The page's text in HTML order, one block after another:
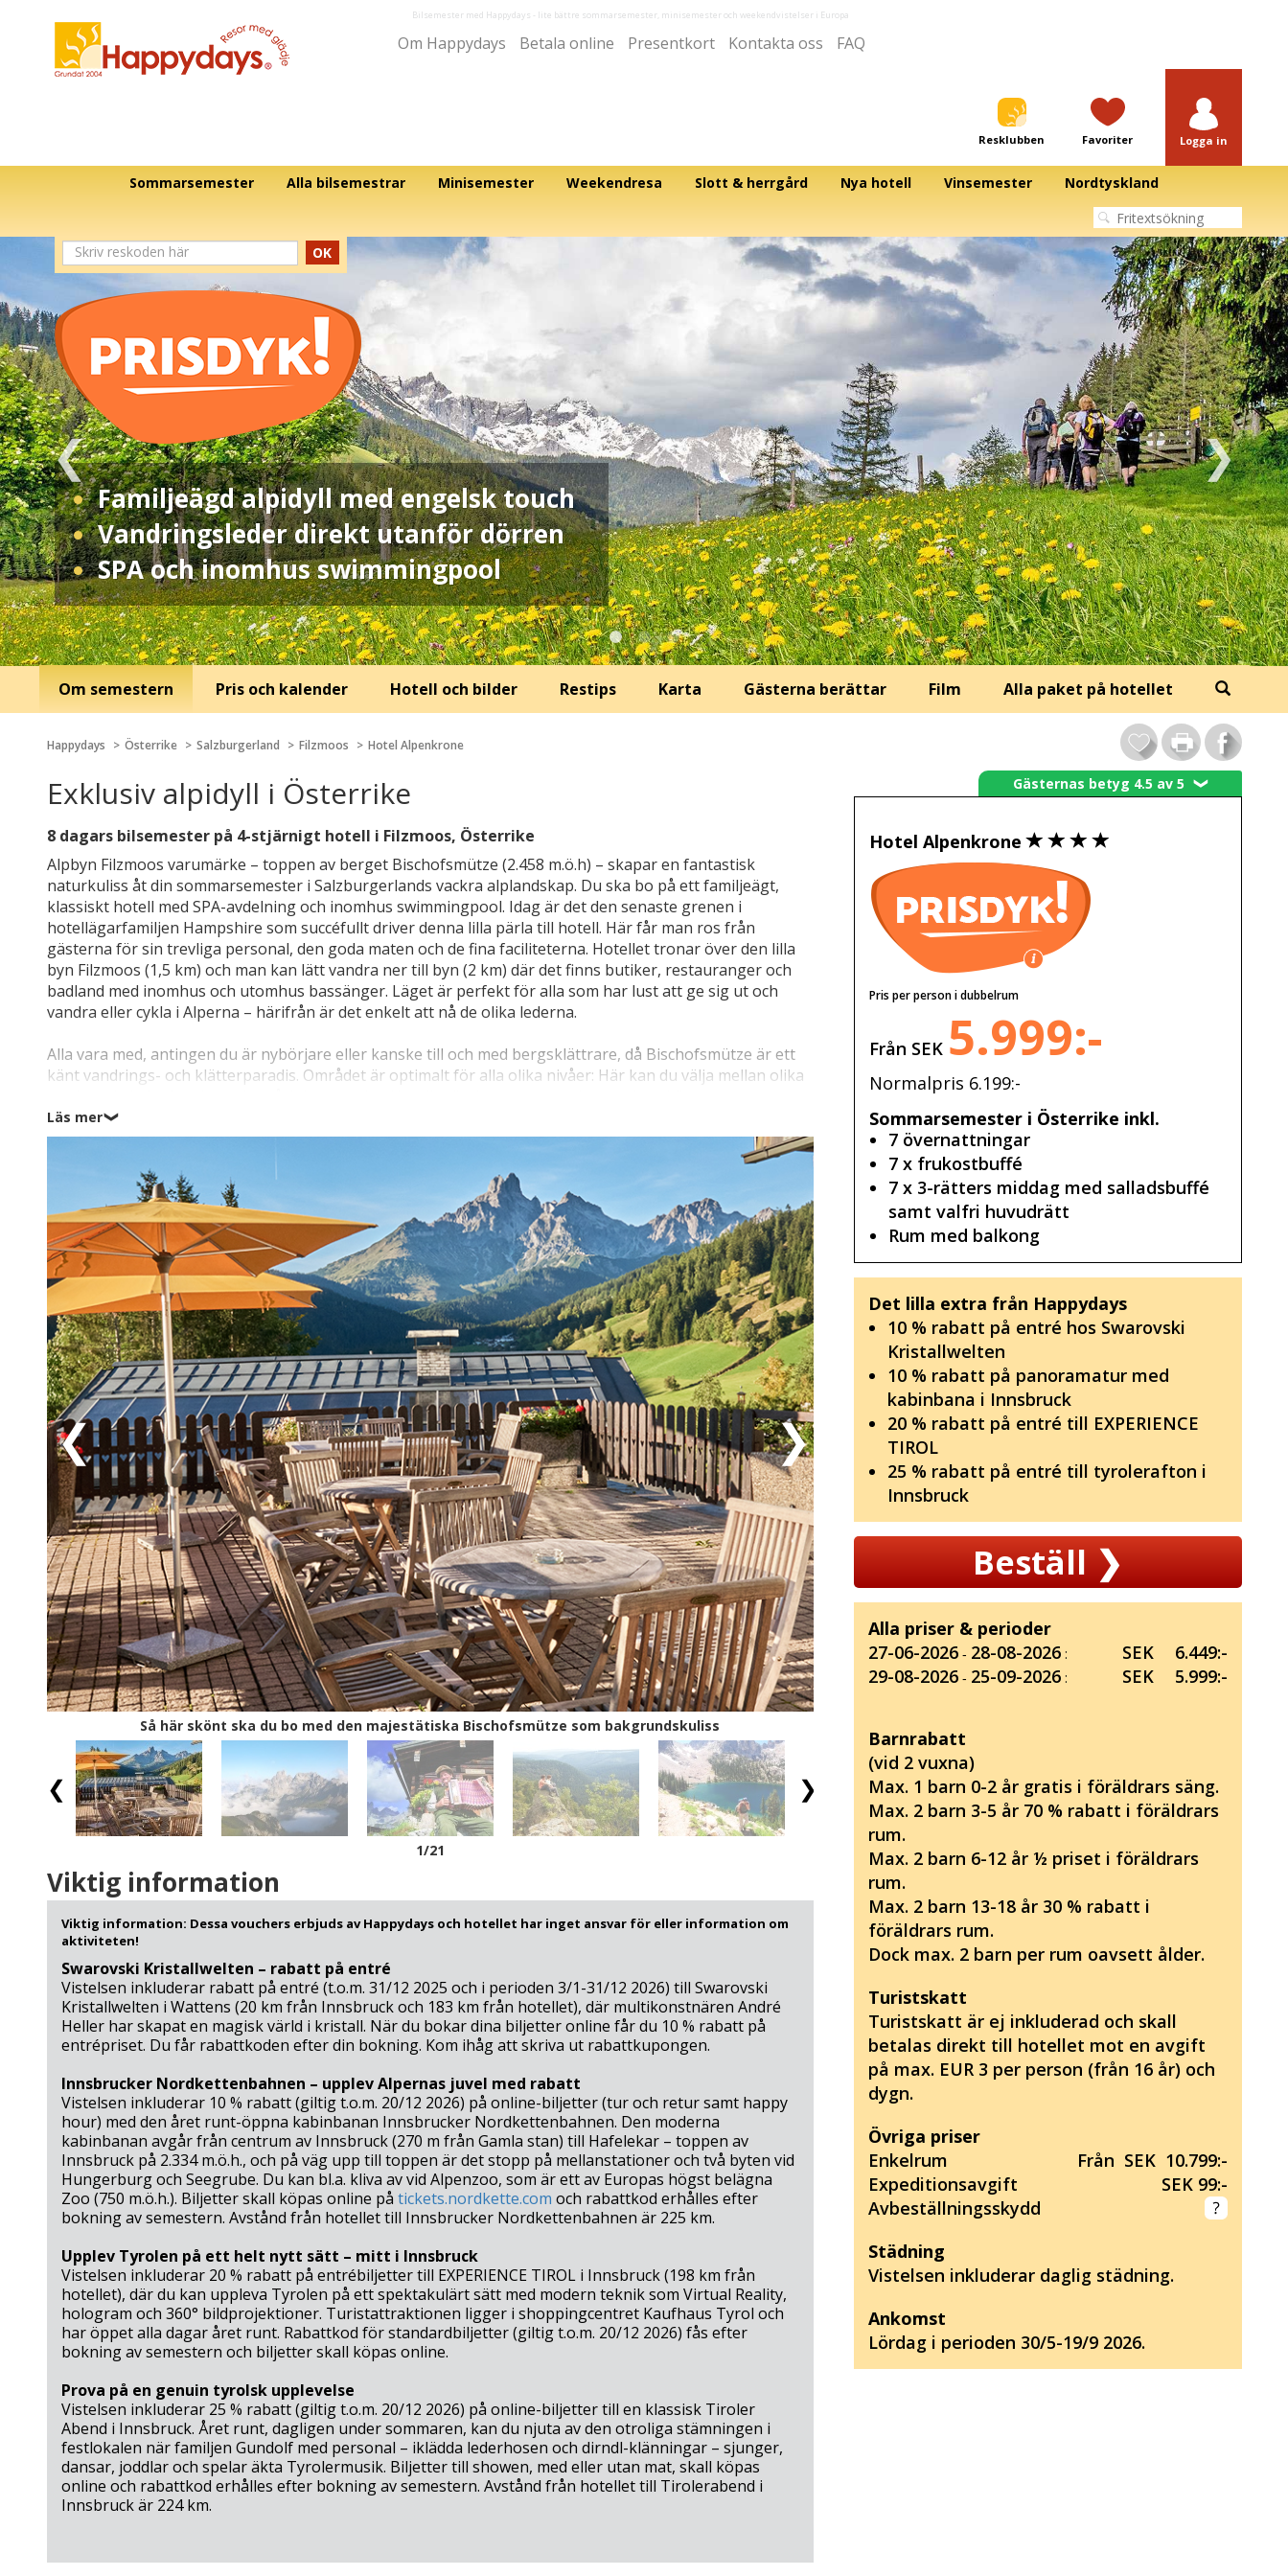
Bilsemester med Happydays - lite bättre sommarsemester, minisemester och weekendvistelser i Europa
Om Happydays Betala online Presentkort Kontakta oss FAQ
Resklubben Favoriter Logga in
Sommarsemester Alla bilsemestrar Minisemester Weekendresa Slott & herrgård Nya hotell Vinsemester Nordtyskland
OK
Familjeägd alpidyll med engelsk touch
Vandringsleder direkt utanför dörren
SPA och inomhus swimmingpool
Om semestern Pris och kalender Hotell och bilder Restips Karta Gästerna berättar Film Alla paket på hotellet
Happydays Österrike Salzburgerland Filzmoos Hotel Alpenkrone
Exklusiv alpidyll i Österrike
8 dagars bilsemester på 4-stjärnigt hotell i Filzmoos, Österrike
Alpbyn Filzmoos varumärke – toppen av berget Bischofsmütze (2.458 m.ö.h) – skapar en fantastisk
naturkuliss åt din sommarsemester i Salzburgerlands vackra alplandskap. Du ska bo på ett familjeägt,
klassiskt hotell med SPA-avdelning och inomhus swimmingpool. Idag är det den senaste grenen i
hotellägarfamiljen Hampshire som succéfullt driver denna lilla pärla till hotell. Här får man ros från
gästerna för sin trevliga personal, den goda maten och de fina faciliteterna. Hotellet tronar över den lilla
byn Filzmoos (1,5 km) och man kan lätt vandra ner till byn (2 km) där det finns butiker, restauranger och
badland med inomhus och utomhus bassänger. Läget är perfekt för alla som har lust att ge sig ut och
vandra eller cykla i Alperna – härifrån är det enkelt att nå de olika lederna.
Alla vara med, antingen du är nybörjare eller kanske till och med bergsklättrare, då Bischofsmütze är ett
känt vandrings- och klätterparadis. Området är optimalt för alla olika nivåer: Här kan du välja mellan olika
sommarsätern, där det under sommaren går fridfullt, betande alpkor med pinglande bjällror runt halsen;
här finns det plats för alla att ta plats under den klarblå himmeln med massor av frisk luft – stora som små
kan göra lättare vandringsutflykter med sköna utsikter, och mer vana vandrare kan satsa på mer
utmanande leder. De som inte vill ge sig ut ensamma i bergen kan följa med på en av de många guidade
bergsturerna, som till exempel orkidévandringen "The Queen's Maids" eller den kulinariska vandringen
"Doughnut Stomper". Filzmoos Aktiv Alpin Mountain School är din specialist för spektakulära
toppvandringar, hytturer med gastronomi, powerspot-vandringar och klätterkurser.
Passa också på att göra en dagsutflykt till Mozarts födelsestad, Salzburg (73 km), den stora konst- och
kulturstaden som bjuder på mängder av trevliga sevärdheter och mysiga konditorier. Det kan till exempel
rekommenderas att besöka Moderna muséet med spännande utställningar eller det historiska
Stieglbryggeriet, som har världens största ölmuseum, World of brewing. Och efter några dagar i
Österrikes stora naturidyll har du kanske lust att shoppa en smula i någon av Salzburgs alla butiker, som
har ett stort utbud för alla smaker. Se också den historiska bebyggelsen i Salzburgs Gamla stan eller vila
benen på ett trendigt café i Maxglan-distriktet, som har gått från att vara ett ruffigt område till ett av
Salzburgs hetaste kvarter. Trevlig sommarsemester i Alperna!
Läs mer❯
Så här skönt ska du bo med den majestätiska Bischofsmütze som bakgrundskuliss
1/21
Viktig information
Viktig information: Dessa vouchers erbjuds av Happydays och hotellet har inget ansvar för eller information om
aktiviteten!
Swarovski Kristallwelten – rabatt på entré
Vistelsen inkluderar rabatt på entré (t.o.m. 31/12 2025 och i perioden 3/1-31/12 2026) till Swarovski
Kristallwelten i Wattens (20 km från Innsbruck och 183 km från hotellet), där multikonstnären André
Heller har skapat en magisk värld i kristall. När du bokar dina biljetter online får du 10 % rabatt på
entrépriset. Du får rabattkoden efter din bokning. Kom ihåg att skriva ut rabattkupongen.
Innsbrucker Nordkettenbahnen – upplev Alpernas juvel med rabatt
Vistelsen inkluderar 10 % rabatt (giltig t.o.m. 20/12 2026) på online-biljetter (tur och retur samt happy
hour) med den året runt-öppna kabinbanan Innsbrucker Nordkettenbahnen. Den moderna
kabinbanan avgår från centrum av Innsbruck (270 m från Gamla stan) till Hafelekar – toppen av
Innsbruck på 2.334 m.ö.h., och på väg upp till toppen är det stopp på mellanstationer och två byten vid
Hungerburg och Seegrube. Du kan bl.a. kliva av vid Alpenzoo, som är ett av Europas högst belägna
Zoo (750 m.ö.h.). Biljetter skall köpas online på tickets.nordkette.com och rabattkod erhålles efter
bokning av semestern. Avstånd från hotellet till Innsbrucker Nordkettenbahnen är 225 km.
Upplev Tyrolen på ett helt nytt sätt – mitt i Innsbruck
Vistelsen inkluderar 20 % rabatt på entrébiljetter till EXPERIENCE TIROL i Innsbruck (198 km från
hotellet), där du kan uppleva Tyrolen på ett spektakulärt sätt med modern teknik som Virtual Reality,
hologram och 360° bildprojektioner. Turistattraktionen ligger i shoppingcentret Kaufhaus Tyrol och
har öppet alla dagar året runt. Rabattkod för standardbiljetter (giltig t.o.m. 20/12 2026) fås efter
bokning av semestern och biljetter skall köpas online.
Prova på en genuin tyrolsk upplevelse
Vistelsen inkluderar 25 % rabatt (giltig t.o.m. 20/12 2026) på online-biljetter till en klassisk Tiroler
Abend i Innsbruck. Året runt, dagligen under sommaren, kan du njuta av den otroliga stämningen i
festlokalen när familjen Gundolf med personal – iklädda lederhosen och dirndl-klänningar – sjunger,
dansar, joddlar och spelar äkta Tyrolermusik. Biljetter till showen, med eller utan mat, skall köpas
online och rabattkod erhålles efter bokning av semestern. Avstånd från hotellet till Tirolerabend i
Innsbruck är 224 km.
Gästernas betyg 4.5 av 5❯
Hotel Alpenkrone
Pris per person i dubbelrum
Från SEK 5.999:-
Normalpris 6.199:-
Sommarsemester i Österrike inkl.
7 övernattningar
7 x frukostbuffé
7 x 3-rätters middag med salladsbuffé
samt valfri huvudrätt
Rum med balkong
Det lilla extra från Happydays
10 % rabatt på entré hos Swarovski
Kristallwelten
10 % rabatt på panoramatur med
kabinbana i Innsbruck
20 % rabatt på entré till EXPERIENCE
TIROL
25 % rabatt på entré till tyrolerafton i
Innsbruck
Beställ❯
Alla priser & perioder
27-06-2026‐ 28-08-2026: SEK
6.449:-
29-08-2026‐ 25-09-2026: SEK 5.999:-
Barnrabatt
(vid 2 vuxna)
Max. 1 barn 0-2 år gratis i föräldrars säng.
Max. 2 barn 3-5 år 70 % rabatt i föräldrars
rum.
Max. 2 barn 6-12 år ½ priset i föräldrars
rum.
Max. 2 barn 13-18 år 30 % rabatt i
föräldrars rum.
Dock max. 2 barn per rum oavsett ålder.
Turistskatt
Turistskatt är ej inkluderad och skall
betalas direkt till hotellet mot en avgift
på max. EUR 3 per person (från 16 år) och
dygn.
Övriga priser
Enkelrum
Från SEK 10.799:-
Expeditionsavgift
SEK 99:-
Avbeställningsskydd
Städning
Vistelsen inkluderar daglig städning.
Ankomst
Lördag i perioden 30/5-19/9 2026.